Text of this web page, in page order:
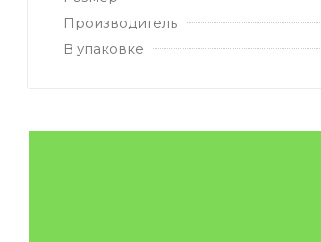
Производитель
В упаковке